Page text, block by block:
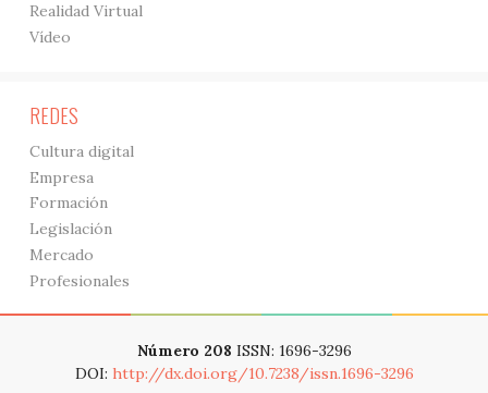
Realidad Virtual
Vídeo
REDES
Cultura digital
Empresa
Formación
Legislación
Mercado
Profesionales
Número 208 ISSN: 1696-3296
DOI: http://dx.doi.org/10.7238/issn.1696-3296